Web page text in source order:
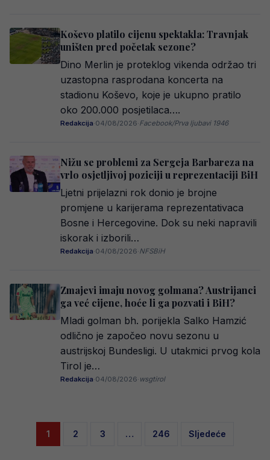
Koševo platilo cijenu spektakla: Travnjak
uništen pred početak sezone?
Dino Merlin je proteklog vikenda održao tri
uzastopna rasprodana koncerta na
stadionu Koševo, koje je ukupno pratilo
oko 200.000 posjetilaca….
Redakcija·04/08/2026·Facebook/Prva ljubavi 1946
Nižu se problemi za Sergeja Barbareza na
vrlo osjetljivoj poziciji u reprezentaciji BiH
Ljetni prijelazni rok donio je brojne
promjene u karijerama reprezentativaca
Bosne i Hercegovine. Dok su neki napravili
iskorak i izborili…
Redakcija·04/08/2026·NFSBiH
Zmajevi imaju novog golmana? Austrijanci
ga već cijene, hoće li ga pozvati i BiH?
Mladi golman bh. porijekla Salko Hamzić
odlično je započeo novu sezonu u
austrijskoj Bundesligi. U utakmici prvog kola
Tirol je…
Redakcija·04/08/2026· wsgtirol
Posts
1 2 3 … 246 Sljedeće